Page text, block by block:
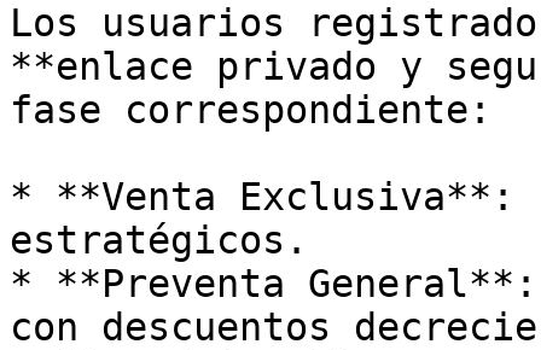
Los usuarios
**enlace privado y
fase correspondiente:
* **Venta Exclusiva**:
estratégicos.
* **Preventa
con descuentos